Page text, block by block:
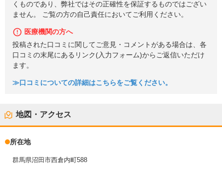
くものであり、弊社ではその正確性を保証するものではござい
ません。 ご覧の方の自己責任においてご利用ください。
医療機関の方へ
投稿された口コミに関してご意見・コメントがある場合は、各
口コミの末尾にあるリンク(入力フォーム)からご返信いただけ
ます。
≫口コミについての詳細はこちらをご覧ください。
地図・アクセス
所在地
群馬県沼田市西倉内町588